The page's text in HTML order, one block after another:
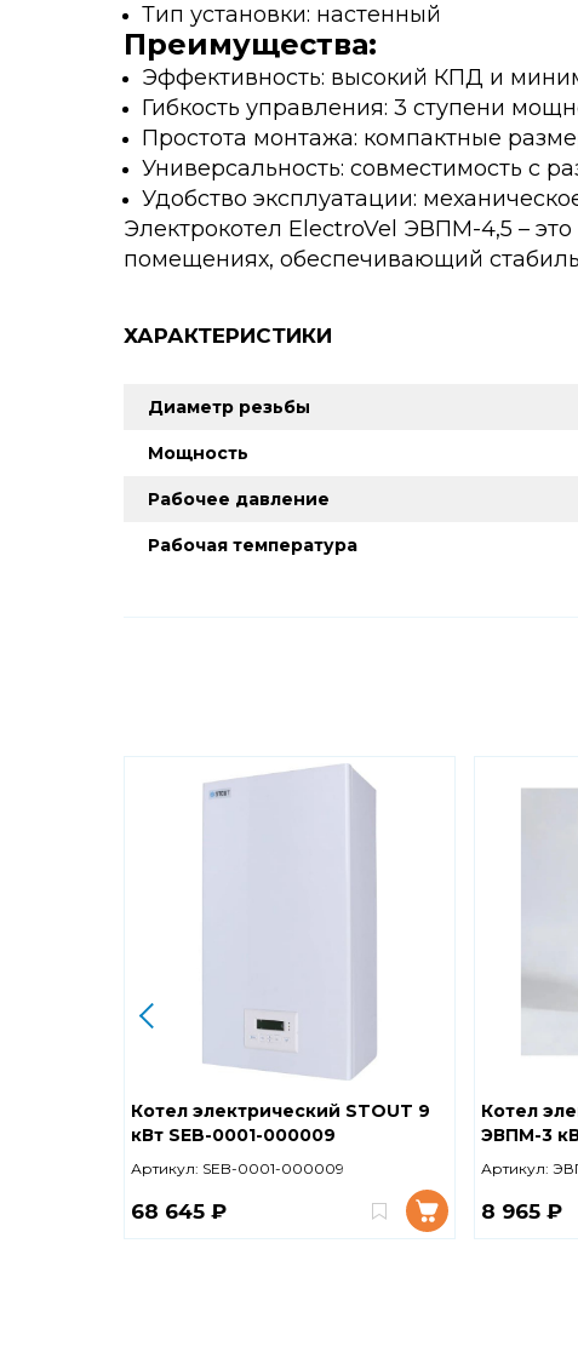
Тип установки: настенный
Преимущества:
Эффективность: высокий КПД и
Гибкость управления: 3 ступени
Простота монтажа: компактные
Универсальность: совместимость с
Удобство эксплуатации:
Электрокотел ElectroVel ЭВПМ-4,5 –
помещениях, обеспечивающий
ХАРАКТЕРИСТИКИ
Диаметр резьбы
Мощность
Рабочее давление
Рабочая температура
Котел электрический STOUT 9
кВт SEB-0001-000009
Артикул: SEB-0001-000009
68 645 ₽
Котел
ЭВПМ-3
Артикул:
8 965 ₽